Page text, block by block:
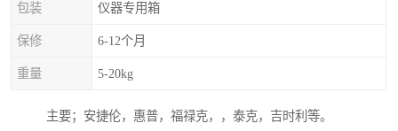
包装 仪器专用箱
保修 6-12个月
重量 5-20kg
主要；安捷伦，惠普，福禄克，，泰克，吉时利等。